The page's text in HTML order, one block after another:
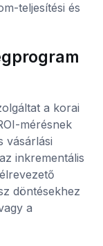
teljesítési és
a korai
mérésnek
vásárlási
inkrementális
döntésekhez
a